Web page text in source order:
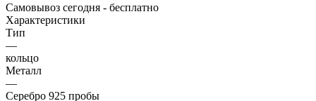
Самовывоз сегодня - бесплатно
Характеристики
Тип
—
кольцо
Металл
—
Серебро 925 пробы